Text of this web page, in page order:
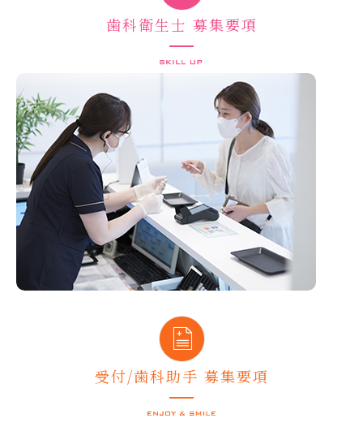
歯科衛生士 募集要項
受付/歯科助手 募集要項